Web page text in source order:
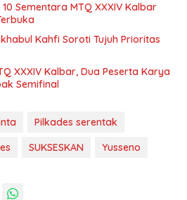
Sementara MTQ XXXIV Kalbar
Kahfi Soroti Tujuh Prioritas
XXXIV Kalbar, Dua Peserta Karya
Semifinal
Pilkades serentak
SUKSESKAN Yusseno